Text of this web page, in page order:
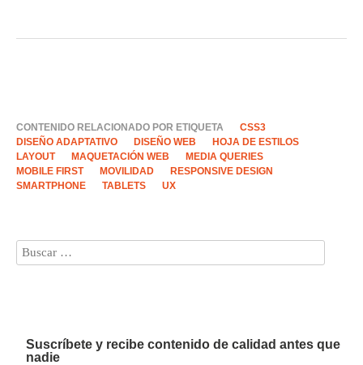
CONTENIDO RELACIONADO POR ETIQUETA
CSS3
DISEÑO ADAPTATIVO
DISEÑO WEB
HOJA DE ESTILOS
LAYOUT
MAQUETACIÓN WEB
MEDIA QUERIES
MOBILE FIRST
MOVILIDAD
RESPONSIVE DESIGN
SMARTPHONE
TABLETS UX
Suscríbete y recibe contenido de calidad antes que
nadie